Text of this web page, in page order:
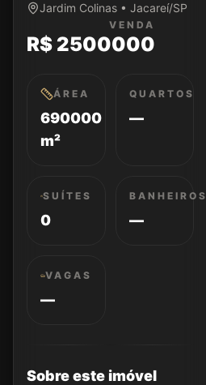
Jardim Colinas • Jacareí/SP
VENDA
R$ 2500000
ÁREA
690000
m²
QUARTOS
—
SUÍTES
0
BANHEIROS
—
VAGAS
—
Sobre este imóvel